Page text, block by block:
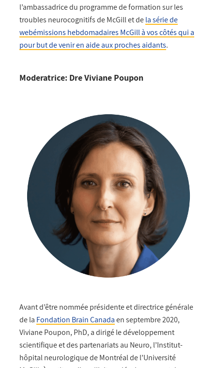
l’ambassadrice du programme de formation sur les
troubles neurocognitifs de McGill et dela série de
webémissions hebdomadaires McGill à vos côtés qui a
pour but de venir en aide aux proches aidants.
Moderatrice: Dre Viviane Poupon
Avant d’être nommée présidente et directrice générale
de la Fondation Brain Canadaen septembre 2020,
Viviane Poupon, PhD, a dirigé le développement
scientifique et des partenariats au Neuro, l’Institut-
hôpital neurologique de Montréal de l’Université